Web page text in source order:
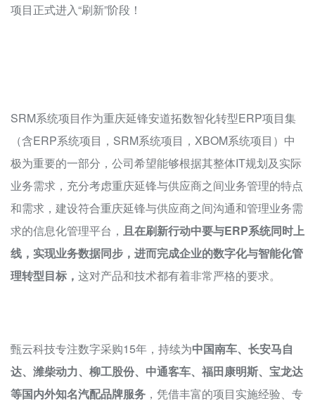
项目正式进入“刷新”阶段！
SRM系统项目作为重庆延锋安道拓数智化转型ERP项目集
（含ERP系统项目，SRM系统项目，XBOM系统项目）中
极为重要的一部分，公司希望能够根据其整体IT规划及实际
业务需求，充分考虑重庆延锋与供应商之间业务管理的特点
和需求，建设符合重庆延锋与供应商之间沟通和管理业务需
求的信息化管理平台， 且在刷新行动中要与ERP系统同时上
线，实现业务数据同步，进而完成企业的数字化与智能化管
理转型目标， 这对产品和技术都有着非常严格的要求。
甄云科技专注数字采购15年，持续为中国南车、长安马自
达、潍柴动力、柳工股份、中通客车、福田康明斯、宝龙达
等国内外知名汽配品牌服务 ，凭借丰富的项目实施经验、专